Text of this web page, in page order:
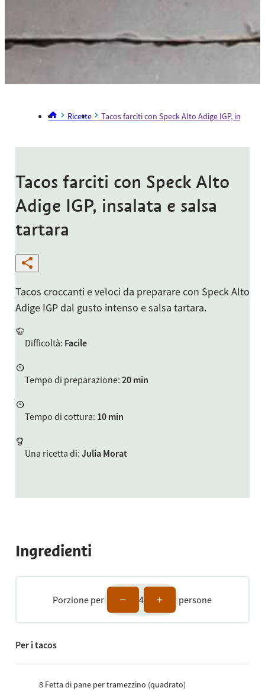
Ricette Tacos farciti con Speck Alto Adige IGP,
Tacos farciti con Speck Alto
Adige IGP, insalata e salsa
tartara
Tacos croccanti e veloci da preparare con Speck Alto
Adige IGP dal gusto intenso e salsa tartara.
Difficoltà: Facile
Tempo di preparazione: 20 min
Tempo di cottura: 10 min
Una ricetta di: Julia Morat
Ingredienti
Porzione per 4 persone
Per i tacos
8 Fetta di pane per tramezzino (quadrato)